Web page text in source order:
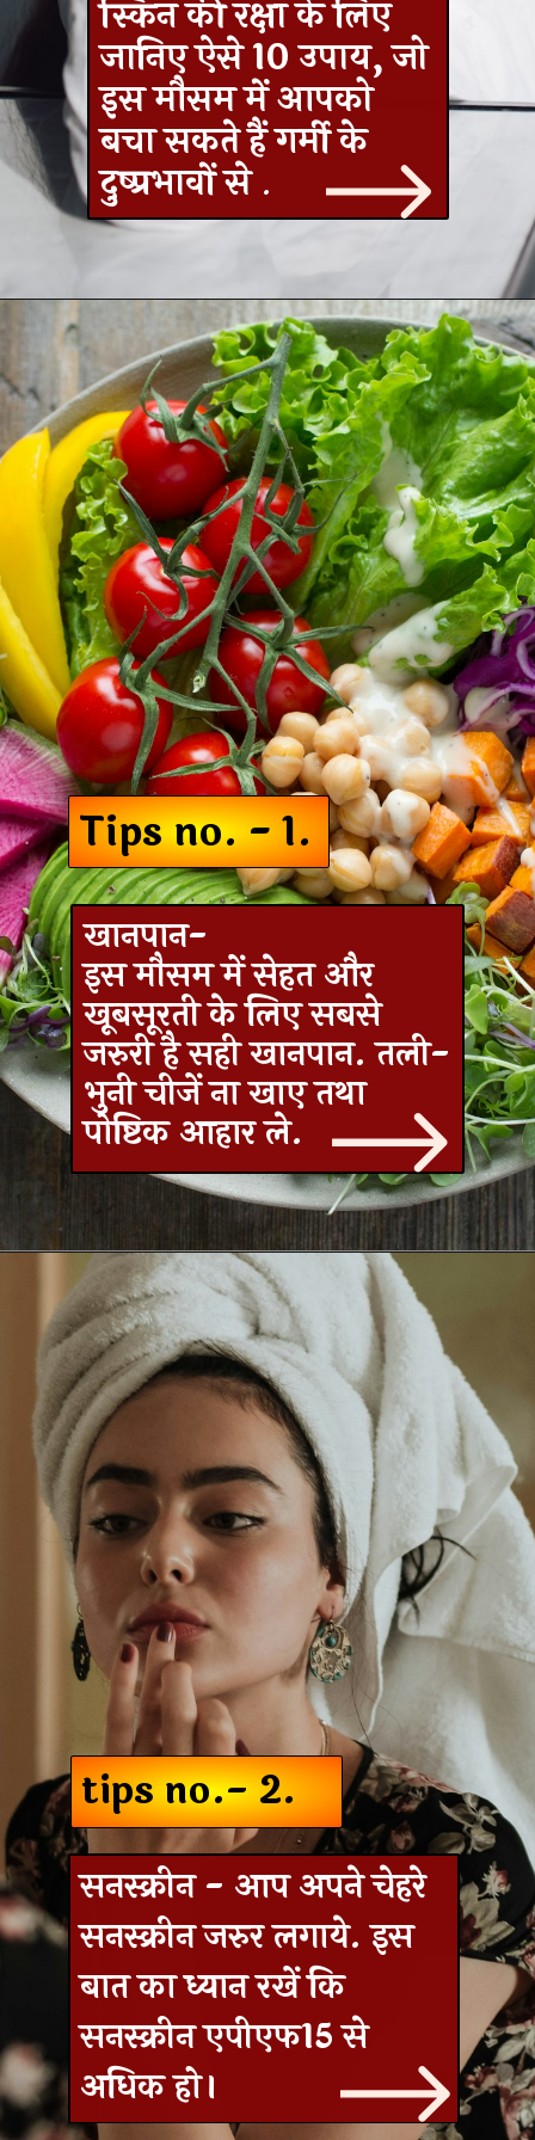
स्किन की रक्षा के लिए
जानिए ऐसे 10 उपाय, जो
इस मौसम में आपको
बचा सकते हैं गर्मी के
दुष्प्रभावों से.
Tips no. - 1.
खानपान-
इस मौसम में सेहत और
खूबसूरती के लिए सबसे
जरुरी है सही खानपान. तली-
भुनी चीजें ना खाए तथा
पोष्टिक आहार ले.
सनस्क्रीन - आप अपने चेहरे
सनस्क्रीन जरुर लगाये.इस
बात का ध्यान रखें कि
सनस्क्रीन एपीएफ15 से
अधिक हो।
tips no.- 2.